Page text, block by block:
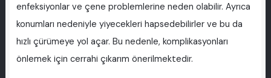
enfeksiyonlar ve çene problemlerine neden olabilir. Ayrıca
konumları nedeniyle yiyecekleri hapsedebilirler ve bu da
hızlı çürümeye yol açar. Bu nedenle, komplikasyonları
önlemek için cerrahi çıkarım önerilmektedir.